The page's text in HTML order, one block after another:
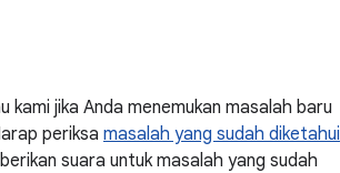
jika Anda menemukan masalah baru
periksa masalah yang sudah diketahui
suara untuk masalah yang sudah